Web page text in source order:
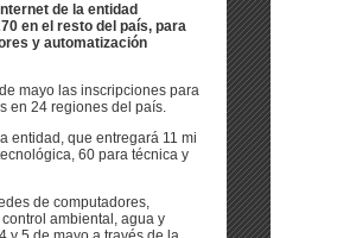
de la entidad
en el resto del país, para
y automatización
mayo las inscripciones para
en 24 regiones del país.
entidad, que entregará 11 mi
60 para técnica y
de computadores,
ambiental, agua y